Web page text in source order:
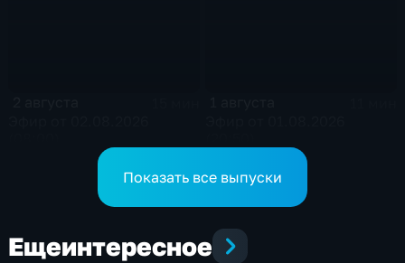
Показать все выпуски
Ещеинтересное